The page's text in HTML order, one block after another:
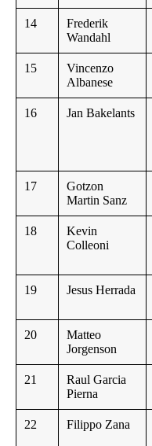
14
Frederik
Wandahl
15
Vincenzo
Albanese
16
Jan Bakelants
17
Gotzon
Martin Sanz
18
Kevin
Colleoni
19
Jesus Herrada
20
Matteo
Jorgenson
21
Raul Garcia
Pierna
22
Filippo Zana